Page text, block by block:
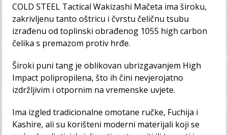
COLD STEEL Tactical Wakizashi Mačeta ima široku,
zakrivljenu tanto oštricu i čvrstu čeličnu tsubu
izrađenu od toplinski obrađenog 1055 high carbon
čelika s premazom protiv hrđe.
Široki puni tang je oblikovan ubrizgavanjem High
Impact polipropilena, što ih čini nevjerojatno
izdržljivim i otpornim na vremenske uvjete.
Ima izgled tradicionalne omotane ručke, Fuchija i
Kashire, ali su korišteni moderni materijali koji se